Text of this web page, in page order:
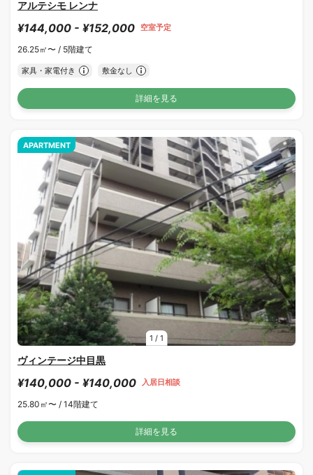
アルテシモ レンナ
¥144,000 - ¥152,000 空室予定
26.25㎡〜 / 5階建て
家具・家電付き 敷金なし
詳細を見る
1 / 1
APARTMENT
ヴィンテージ中目黒
¥140,000 - ¥140,000 入居日相談
25.80㎡〜 / 14階建て
詳細を見る